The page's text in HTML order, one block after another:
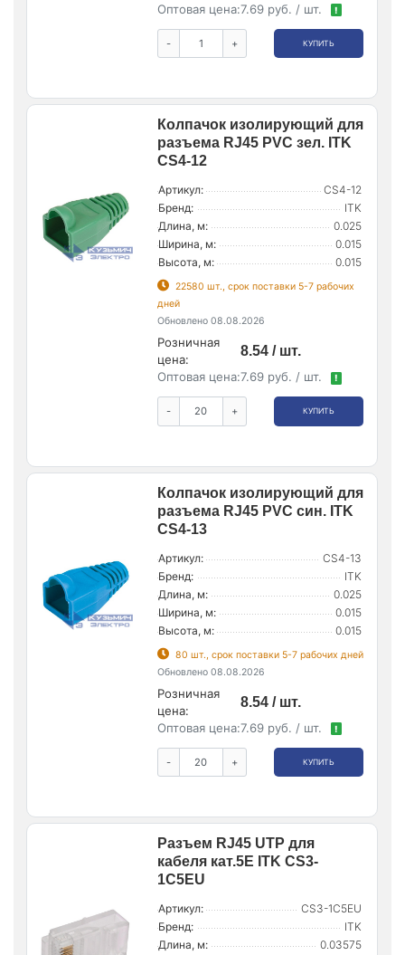
Оптовая цена:7.69 руб. / шт. !
- + КУПИТЬ
Колпачок изолирующий для
разъема RJ45 PVC зел. ITK
CS4-12
Артикул:
CS4-12
Бренд:
ITK
Длина, м:
0.025
Ширина, м:
0.015
Высота, м:
0.015
22580 шт., срок поставки 5-7 рабочих
дней
Обновлено 08.08.2026
Розничная
цена:
8.54 / шт.
Оптовая цена:7.69 руб. / шт. !
- + КУПИТЬ
Колпачок изолирующий для
разъема RJ45 PVC син. ITK
CS4-13
Артикул:
CS4-13
Бренд:
ITK
Длина, м:
0.025
Ширина, м:
0.015
Высота, м:
0.015
80 шт., срок поставки 5-7 рабочих дней
Обновлено 08.08.2026
Розничная
цена:
8.54 / шт.
Оптовая цена:7.69 руб. / шт. !
- + КУПИТЬ
Разъем RJ45 UTP для
кабеля кат.5E ITK CS3-
1C5EU
Артикул:
CS3-1C5EU
Бренд:
ITK
Длина, м:
0.03575